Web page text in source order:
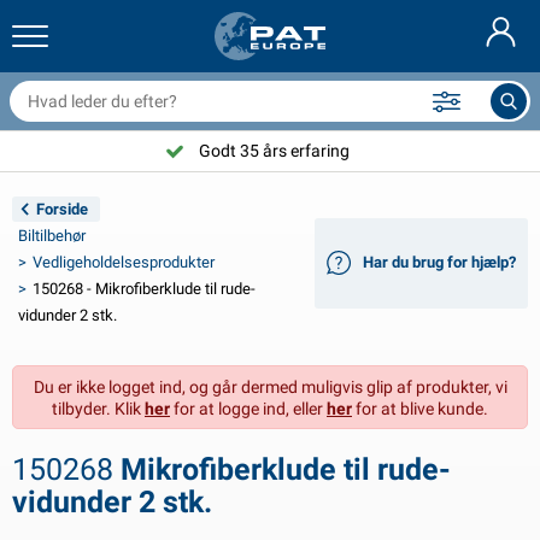
& tilbehør
udstyr til trailer
Belysning
Belysning Aspöck
Belysning Radex
belysning for tilhengere
panel
indvendig
& solprodukter
& 24V tilbehør
og topbetræk
& autocamper udvendig
& bobil invendig
til gas
tilbehør
og beslag
og sjækler
og vedligeholdelse
Brandslukker & brandtæpper
produkter
Nederlands
Deutsch
English
Français
Norsk
Suomalainen
Godt 35 års erfaring
Forside
Biltilbehør
Vedligeholdelsesprodukter
150268 - Mikrofiberklude til rude-
vidunder 2 stk.
Har du brug for hjælp?
Du er ikke logget ind, og går dermed muligvis glip af produkter, vi
tilbyder. Klikherfor at logge ind, ellerherfor at blive kunde.
150268 Mikrofiberklude til rude-
vidunder 2 stk.